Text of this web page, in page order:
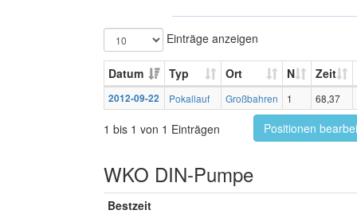
Einträge anzeigen
Datum Typ Ort N Zeit
2012-09-22 Pokallauf Großbahren 1 68,37
1 bis 1 von 1 Einträgen Positionen
WKO DIN-Pumpe
Bestzeit